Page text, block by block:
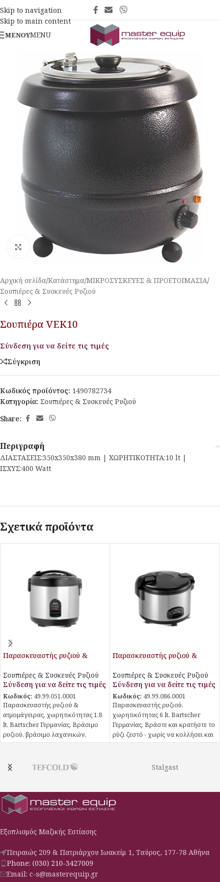
Skip to navigation
Skip to main content
ΜΕΝΟΎMENU
Κλικ για μεγέθυνση
Αρχική σελίδα/Κατάστημα/ΜΙΚΡΟΣΥΣΚΕΥΕΣ & ΠΡΟΕΤΟΙΜΑΣΙΑ/
Σουπιέρες & Συσκευές Ρυζιού
Σουπιέρα VEK10
Σύνδεση για να δείτε τις τιμές
Σύγκριση
Κωδικός προϊόντος: 1490782734
Κατηγορία: Σουπιέρες & Συσκευές Ρυζιού
Share:
Περιγραφή
ΔΙΑΣΤΑΣΕΙΣ:350x350x380 mm | ΧΩΡΗΤΙΚΟΤΗΤΑ:10 lt |
ΙΣΧΥΣ:400 Watt
Σχετικά προϊόντα
Παρασκευαστής ρυζιού &
Σουπιέρες & Συσκευές Ρυζιού
Σύνδεση για να δείτε τις τιμές
Κωδικός: 49.99.051.0001
Παρασκευαστής ρυζιού &
ατμομάγειρας, χωρητικότητας 1,8
lt, Bartscher Γερμανίας. Βράσιμο
ρυζιού, βράσιμο λαχανικών,
ψαριού και κρέατος στον ατμό ή
με τα εκτενή εξαρτήματα, ο
βραστήρας ρυζιού προσφέρει
Παρασκευαστής ρυζιού &
Σουπιέρες & Συσκευές Ρυζιού
Σύνδεση για να δείτε τις τιμές
Κωδικός: 49.99.086.0001
Παρασκευαστής ρυζιού,
χωρητικότητας 6 lt, Bartscher
Γερμανίας. Βράστε και κρατήστε το
ρύζι ζεστό - χωρίς να κολλήσει και
να καεί. Επιπλέον, η αφαιρούμενη
δοχείο συλλογής για το νερό
συμπύκνωσης διασφαλίζουν
Stalgast
Εξοπλισμός Μαζικής Εστίασης
Πειραιώς 209 & Πατριάρχου Ιωακείμ 1, Ταύρος, 177-78 Αθήνα
Phone: (030) 210-3427009
Email: c-s@masterequip.gr